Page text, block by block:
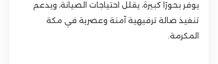
يوفر بحورًا كبيرة، يقلل احتياجات الصيانة، ويدعم
تنفيذ صالة ترفيهية آمنة وعصرية في مكة
المكرمة.